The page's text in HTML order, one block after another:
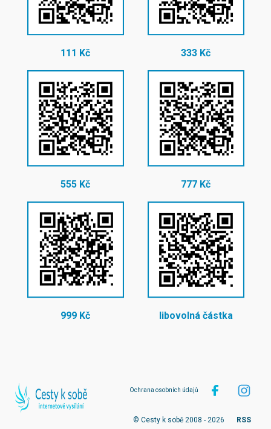
111 Kč 333 Kč
555 Kč 777 Kč
999 Kč libovolná částka
Ochrana osobních údajů
© Cesty k sobě 2008 - 2026 RSS